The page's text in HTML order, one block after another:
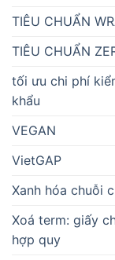
TIÊU CHUẨN
TIÊU CHUẨN
tối ưu chi phí
khẩu
VEGAN
VietGAP
Xanh hóa chuỗi
Xoá term: giấy
hợp quy